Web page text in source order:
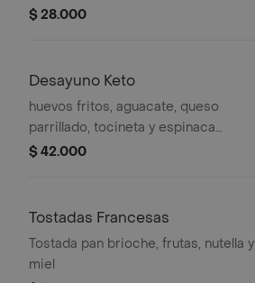
arándanos y granola Obrero
$ 28.000
Desayuno Keto
huevos fritos, aguacate, queso
parrillado, tocineta y espinaca
salteada
$ 42.000
Tostadas Francesas
Tostada pan brioche, frutas, nutella y
miel